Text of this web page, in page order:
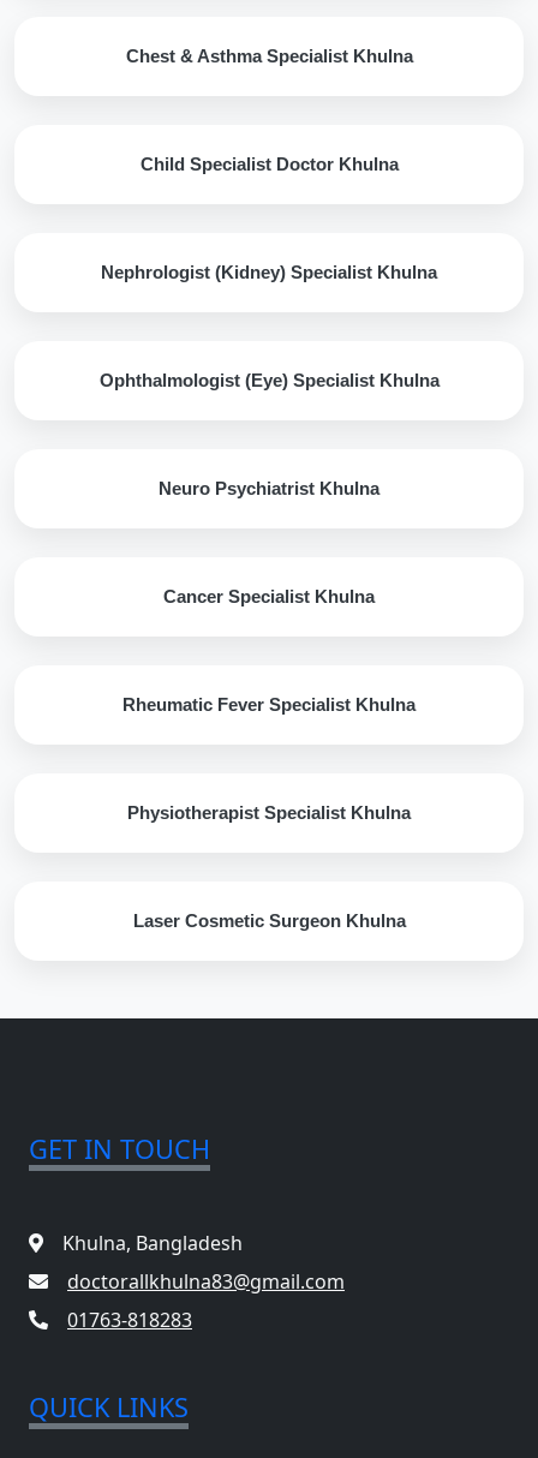
Chest & Asthma Specialist Khulna
Child Specialist Doctor Khulna
Nephrologist (Kidney) Specialist Khulna
Ophthalmologist (Eye) Specialist Khulna
Neuro Psychiatrist Khulna
Cancer Specialist Khulna
Rheumatic Fever Specialist Khulna
Physiotherapist Specialist Khulna
Laser Cosmetic Surgeon Khulna
GET IN TOUCH
Khulna, Bangladesh
doctorallkhulna83@gmail.com
01763-818283
QUICK LINKS